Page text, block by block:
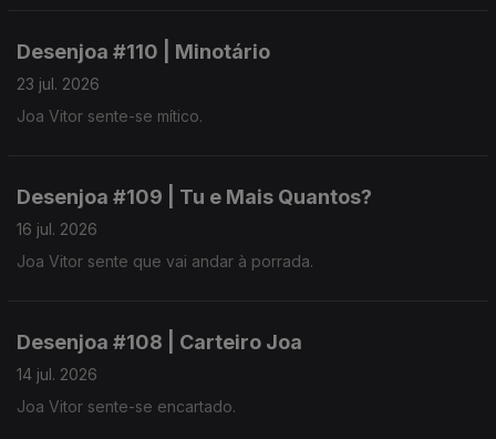
Desenjoa #110 | Minotário
23 jul. 2026
Joa Vitor sente-se mítico.
Desenjoa #109 | Tu e Mais Quantos?
16 jul. 2026
Joa Vitor sente que vai andar à porrada.
Desenjoa #108 | Carteiro Joa
14 jul. 2026
Joa Vitor sente-se encartado.